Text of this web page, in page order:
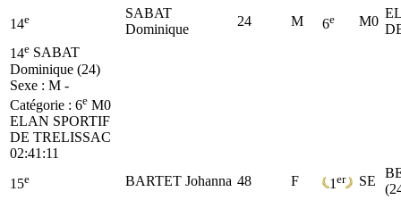
14e
SABAT
Dominique
24 M 6e M0
14e SABAT
Dominique (24)
Sexe : M -
Catégorie : 6e M0
ELAN SPORTIF
DE TRELISSAC
02:41:11
15e BARTET Johanna 48 F 1 er SE